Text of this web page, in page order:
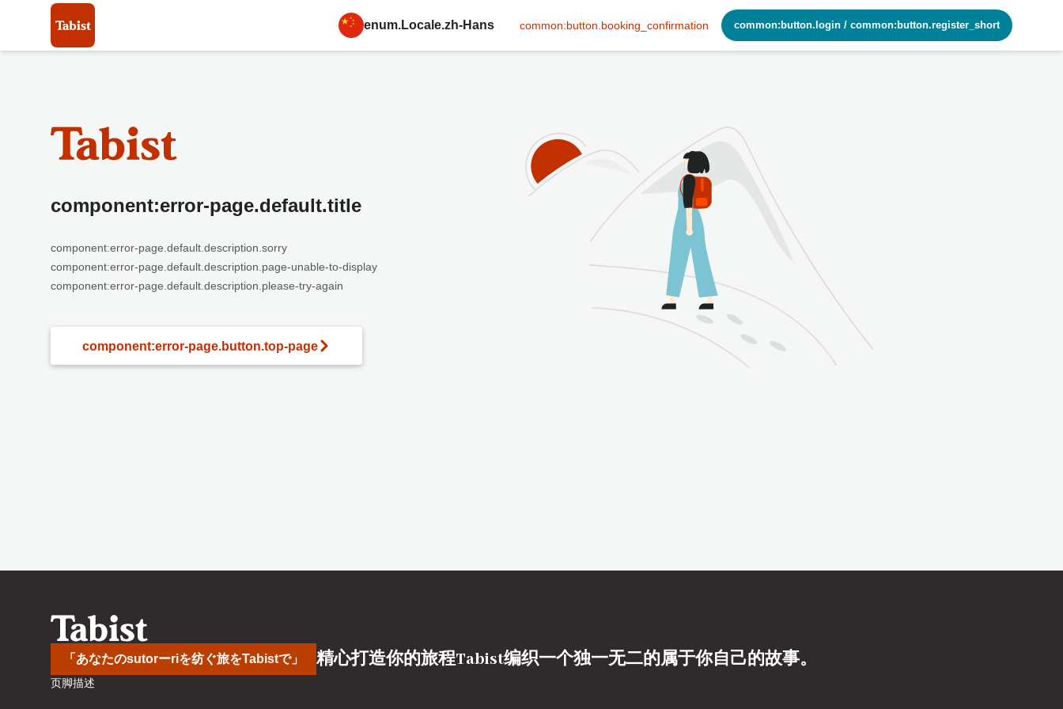
enum.Locale.zh-Hans common:button.booking_confirmation common:button.login / common:button.register_short
component:error-page.default.title
component:error-page.default.description.sorry
component:error-page.default.description.page-unable-to-display
component:error-page.default.description.please-try-again
component:error-page.button.top-page
「あなたのsutorーriを纺ぐ旅をTabistで」 精心打造你的旅程Tabist编织一个独一无二的属于你自己的故事。
页脚描述